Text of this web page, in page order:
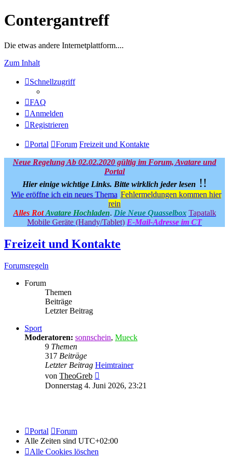
Contergantreff
Die etwas andere Internetplattform....
Zum Inhalt
Schnellzugriff
FAQ
Anmelden
Registrieren
Portal Forum Freizeit und Kontakte
Neue Regelung Ab 02.02.2020 gültig im Forum, Avatare und
Portal
Hier einige wichtige Links. Bitte wirklich jeder lesen !!
Wie eröffne ich ein neues Thema Fehlermeldungen kommen hier
rein
Alles Rot Avatare Hochladen. Die Neue Quasselbox Tapatalk
Mobile Geräte (Handy/Tablet) E-Mail-Adresse im CT
Freizeit und Kontakte
Forumsregeln
Forum
Themen
Beiträge
Letzter Beitrag
Sport
Moderatoren: sonnschein, Mueck
9 Themen
317 Beiträge
Letzter Beitrag Heimtrainer
von TheoGreb
Beitrag
Donnerstag 4. Juni 2026, 23:21
Portal
Forum
Alle Zeiten sind UTC+02:00
Alle Cookies löschen